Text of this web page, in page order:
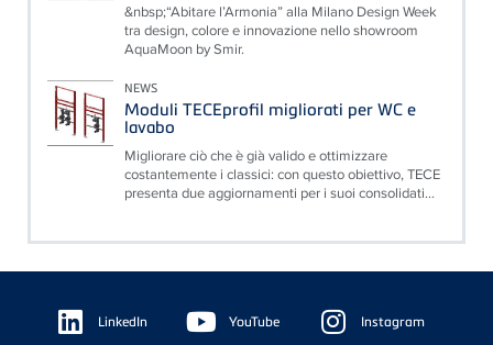
&nbsp;“Abitare l’Armonia” alla Milano Design Week
tra design, colore e innovazione nello showroom
AquaMoon by Smir.
NEWS
Moduli TECEprofil migliorati per WC e
lavabo
Migliorare ciò che è già valido e ottimizzare
costantemente i classici: con questo obiettivo, TECE
presenta due aggiornamenti per i suoi consolidati...
Floating
Sidebar LinkedIn YouTube Instagram